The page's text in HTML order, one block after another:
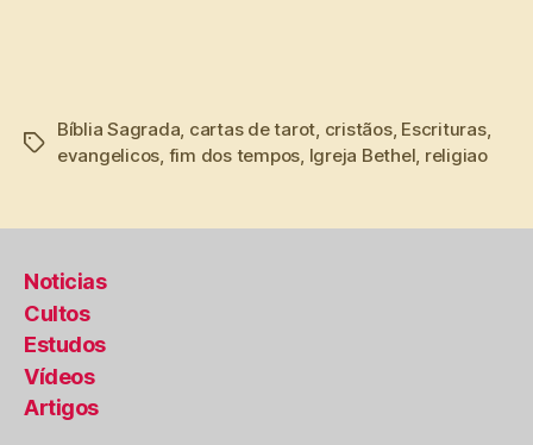
Tags
Bíblia Sagrada cartas de tarot cristãos, Escrituras,
evangelicos fim dos tempos Igreja Bethel religiao
Noticias
Cultos
Estudos
Vídeos
Artigos